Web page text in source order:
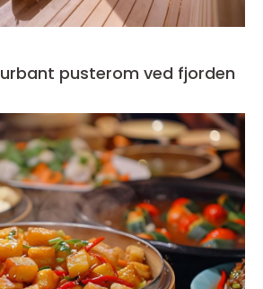
Badstue moss urbant pusterom ved fjorden